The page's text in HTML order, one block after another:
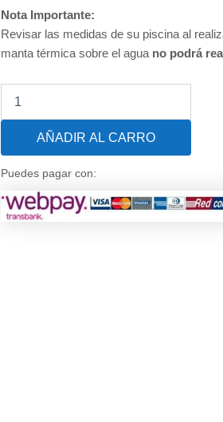
Nota Importante:
Revisar las medidas de su piscina al
manta térmica sobre el agua no podrá
Térmica
para
Premium
400
Black
(Dunner)
AÑADIR AL CARRO
Puedes pagar con: